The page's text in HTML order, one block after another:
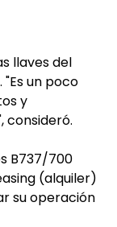
llaves del
un poco
y
consideró.
B737/700
(alquiler)
su operación